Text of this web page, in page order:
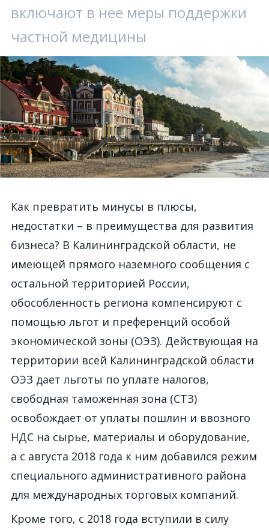
включают в нее меры поддержки
частной медицины
Как превратить минусы в плюсы,
недостатки – в преимущества для развития
бизнеса? В Калининградской области, не
имеющей прямого наземного сообщения с
остальной территорией России,
обособленность региона компенсируют с
помощью льгот и преференций особой
экономической зоны (ОЭЗ). Действующая на
территории всей Калининградской области
ОЭЗ дает льготы по уплате налогов,
свободная таможенная зона (СТЗ)
освобождает от уплаты пошлин и ввозного
НДС на сырье, материалы и оборудование,
а с августа 2018 года к ним добавился режим
специального административного района
для международных торговых компаний.
Кроме того, с 2018 года вступили в силу